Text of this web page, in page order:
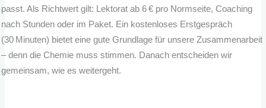
passt. Als Richtwert gilt: Lektorat ab 6 € pro Normseite, Coaching
nach Stunden oder im Paket. Ein kostenloses Erstgespräch
(30 Minuten) bietet eine gute Grundlage für unsere Zusammenarbeit
– denn die Chemie muss stimmen. Danach entscheiden wir
gemeinsam, wie es weitergeht.